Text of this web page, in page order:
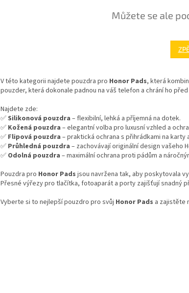
Můžete se ale
V této kategorii najdete pouzdra pro Honor Pads, která
pouzder, která dokonale padnou na váš telefon a chrání ho
Najdete zde:
✅Silikonová pouzdra – flexibilní, lehká a příjemná na dotek.
✅ Kožená pouzdra – elegantní volba pro luxusní vzhled a
✅ Flipová pouzdra – praktická ochrana s přihrádkami na karty
✅ Průhledná pouzdra – zachovávají originální design vašeho
✅ Odolná pouzdra – maximální ochrana proti pádům a
Pouzdra pro Honor Pads jsou navržena tak, aby poskytovala
Přesné výřezy pro tlačítka, fotoaparát a porty zajišťují snadný
Vyberte si to nejlepší pouzdro pro svůj Honor Pads a zajistěte